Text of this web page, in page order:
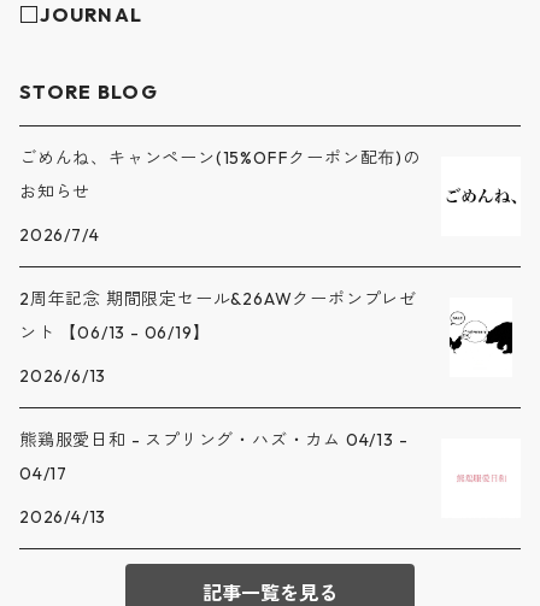
□JOURNAL
STORE BLOG
ごめんね、キャンペーン(15%OFFクーポン配布)の
お知らせ
2026/7/4
2周年記念 期間限定セール&26AWクーポンプレゼ
ント 【06/13 - 06/19】
2026/6/13
熊鶏服愛日和 - スプリング・ハズ・カム 04/13 -
04/17
2026/4/13
記事一覧を見る